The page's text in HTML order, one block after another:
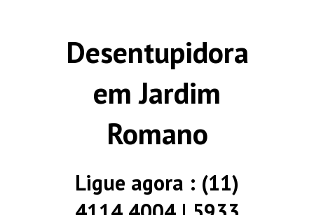
Desentupidora
em Jardim
Romano
Ligue agora : (11)